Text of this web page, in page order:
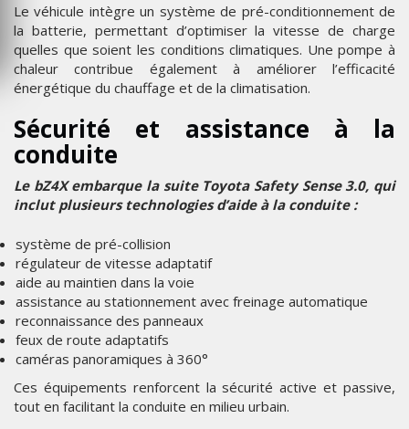
Le véhicule intègre un système de pré-conditionnement de
la batterie, permettant d’optimiser la vitesse de charge
quelles que soient les conditions climatiques. Une pompe à
chaleur contribue également à améliorer l’efficacité
énergétique du chauffage et de la climatisation.
Sécurité et assistance à la
conduite
Le bZ4X embarque la suite Toyota Safety Sense 3.0, qui
inclut plusieurs technologies d’aide à la conduite :
système de pré-collision
régulateur de vitesse adaptatif
aide au maintien dans la voie
assistance au stationnement avec freinage automatique
reconnaissance des panneaux
feux de route adaptatifs
caméras panoramiques à 360°
Ces équipements renforcent la sécurité active et passive,
tout en facilitant la conduite en milieu urbain.